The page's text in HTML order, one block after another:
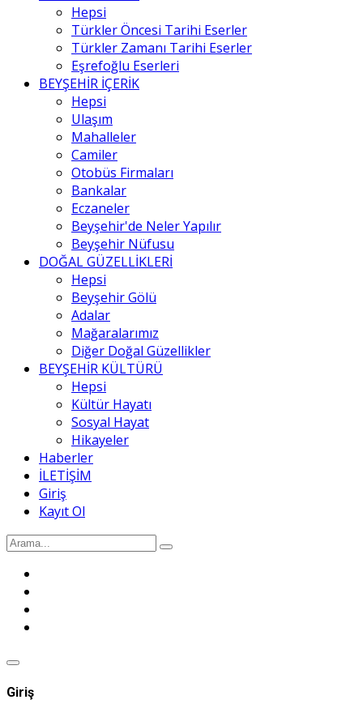
Hepsi
Türkler Öncesi Tarihi Eserler
Türkler Zamanı Tarihi Eserler
Eşrefoğlu Eserleri
BEYŞEHİR İÇERİK
Hepsi
Ulaşım
Mahalleler
Camiler
Otobüs Firmaları
Bankalar
Eczaneler
Beyşehir'de Neler Yapılır
Beyşehir Nüfusu
DOĞAL GÜZELLİKLERİ
Hepsi
Beyşehir Gölü
Adalar
Mağaralarımız
Diğer Doğal Güzellikler
BEYŞEHİR KÜLTÜRÜ
Hepsi
Kültür Hayatı
Sosyal Hayat
Hikayeler
Haberler
İLETİŞİM
Giriş
Kayıt Ol
Giriş